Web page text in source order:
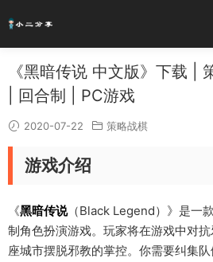
《黑暗传说 中文版》下载 |
| 回合制 | PC游戏
2020-07-22 策略战棋
游戏介绍
《黑暗传说（Black Legend）》是一
制角色扮演游戏。玩家将在游戏中对
座城市摆脱邪教的掌控。你需要纠集